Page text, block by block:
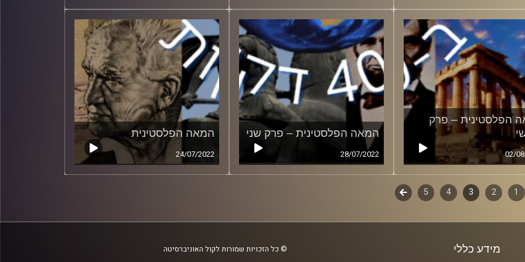
הפלסטינית – פרק
02/
המאה הפלסטינית – פרק שני
28/07/2022
המאה הפלסטינית
24/07/2022
1
2
3
4
5
לשלב
מידע כללי © כל הזכויות שמורות לקול האוניברסיטה